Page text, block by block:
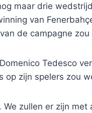
maar drie
van
de campagne
Tedesco
op zijn spelers zou
We zullen er zijn